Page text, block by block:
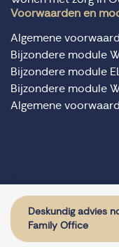
Deskundig advies
Family Office
Voorwaarden en
Algemene
Bijzondere module
Bijzondere module
Bijzondere module
Algemene